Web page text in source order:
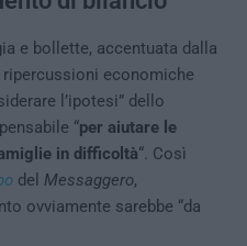
e bollette, accentuata dalla
ripercussioni economiche
l’ipotesi” dello
“per aiutare le
in difficoltà“. Così
del Messaggero,
ovviamente sarebbe “da